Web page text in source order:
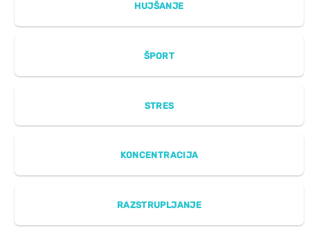
HUJŠANJE
ŠPORT
STRES
KONCENTRACIJA
RAZSTRUPLJANJE